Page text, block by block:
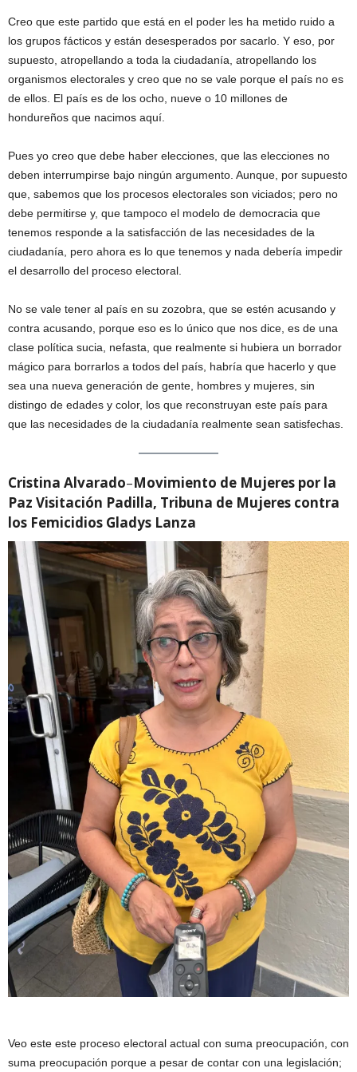
Creo que este partido que está en el poder les ha metido ruido a
los grupos fácticos y están desesperados por sacarlo. Y eso, por
supuesto, atropellando a toda la ciudadanía, atropellando los
organismos electorales y creo que no se vale porque el país no es
de ellos. El país es de los ocho, nueve o 10 millones de
hondureños que nacimos aquí.
Pues yo creo que debe haber elecciones, que las elecciones no
deben interrumpirse bajo ningún argumento. Aunque, por supuesto
que, sabemos que los procesos electorales son viciados; pero no
debe permitirse y, que tampoco el modelo de democracia que
tenemos responde a la satisfacción de las necesidades de la
ciudadanía, pero ahora es lo que tenemos y nada debería impedir
el desarrollo del proceso electoral.
No se vale tener al país en su zozobra, que se estén acusando y
contra acusando, porque eso es lo único que nos dice, es de una
clase política sucia, nefasta, que realmente si hubiera un borrador
mágico para borrarlos a todos del país, habría que hacerlo y que
sea una nueva generación de gente, hombres y mujeres, sin
distingo de edades y color, los que reconstruyan este país para
que las necesidades de la ciudadanía realmente sean satisfechas.
Cristina Alvarado–Movimiento de Mujeres por la
Paz Visitación Padilla, Tribuna de Mujeres contra
los Femicidios Gladys Lanza
Veo este este proceso electoral actual con suma preocupación, con
suma preocupación porque a pesar de contar con una legislación;